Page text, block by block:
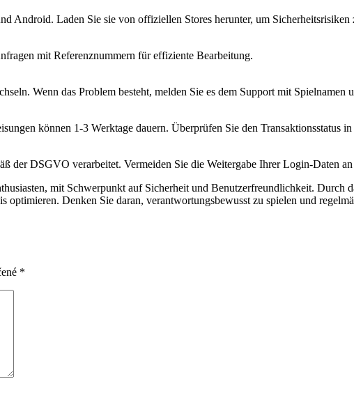
Android. Laden Sie sie von offiziellen Stores herunter, um Sicherheitsrisiken
mit Referenznummern für effiziente Bearbeitung.
Wenn das Problem besteht, melden Sie es dem Support mit Spielnamen
können 1-3 Werktage dauern. Überprüfen Sie den Transaktionsstatus
der DSGVO verarbeitet. Vermeiden Sie die Weitergabe Ihrer Login-Daten
mit Schwerpunkt auf Sicherheit und Benutzerfreundlichkeit. Durch
Denken Sie daran, verantwortungsbewusst zu spielen und
*